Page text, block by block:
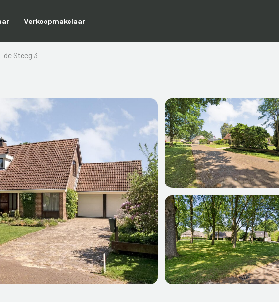
Verkoopmakelaar
de Steeg 3